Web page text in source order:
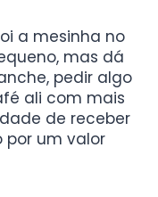
a mesinha no
mas dá
pedir algo
ali com mais
de receber
um valor